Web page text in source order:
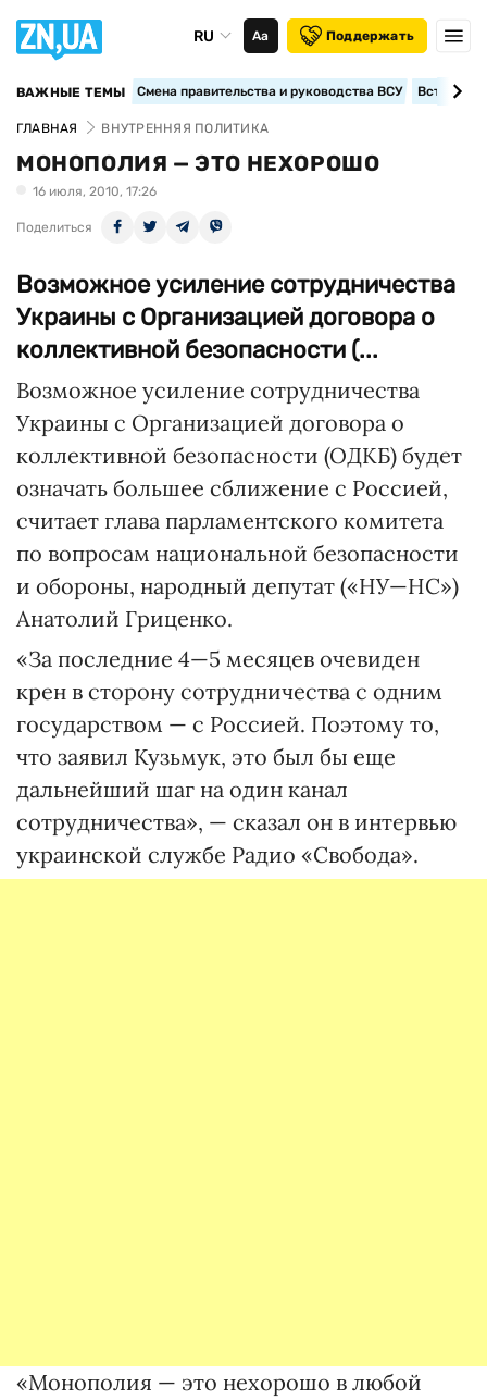
RU Аа Поддержать
ВАЖНЫЕ ТЕМЫ Смена правительства и руководства ВСУ
ГЛАВНАЯ ВНУТРЕННЯЯ ПОЛИТИКА
МОНОПОЛИЯ — ЭТО НЕХОРОШО
16 июля, 2010, 17:26
Поделиться
Возможное усиление сотрудничества
Украины с Организацией договора о
коллективной безопасности (...
Возможное усиление сотрудничества
Украины с Организацией договора о
коллективной безопасности (ОДКБ) будет
означать большее сближение с Россией,
считает глава парламентского комитета
по вопросам национальной безопасности
и обороны, народный депутат («НУ—НС»)
Анатолий Гриценко.
«За последние 4—5 месяцев очевиден
крен в сторону сотрудничества с одним
государством — с Россией. Поэтому то,
что заявил Кузьмук, это был бы еще
дальнейший шаг на один канал
сотрудничества», — сказал он в интервью
украинской службе Радио «Свобода».
«Монополия — это нехорошо в любой